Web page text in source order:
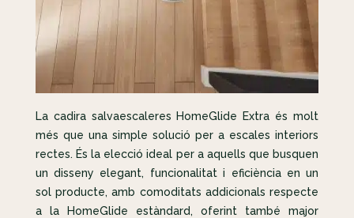
La cadira salvaescaleres HomeGlide Extra és molt
més que una simple solució per a escales interiors
rectes. És la elecció ideal per a aquells que busquen
un disseny elegant, funcionalitat i eficiència en un
sol producte, amb comoditats addicionals respecte
a la HomeGlide estàndard, oferint també major